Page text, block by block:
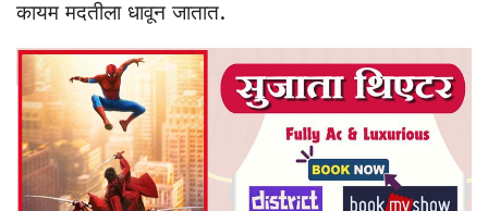
कायम मदतीला धावून जातात.